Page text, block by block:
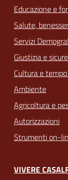
Educazione e
Salute,
Servizi
Giustizia e
Cultura e
Ambiente
Agricoltura e
Autorizzazioni
Strumenti on-
VIVERE